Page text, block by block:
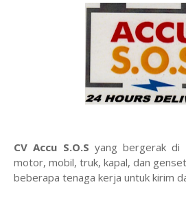
CV Accu S.O.S yang bergerak di
motor, mobil, truk, kapal, dan
beberapa tenaga kerja untuk kirim